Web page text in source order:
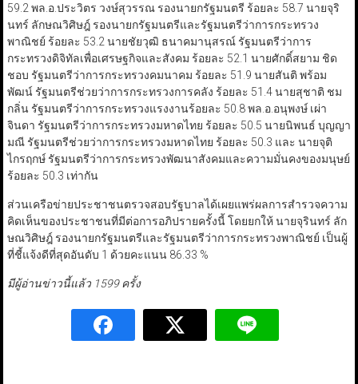
59.2 พล.อ.ประวิตร วงษ์สุวรรณ รองนายกรัฐมนตรี ร้อยละ 58.7 นายจุริ
นทร์ ลักษณวิศิษฎ์ รองนายกรัฐมนตรีและรัฐมนตรีว่าการกระทรวง
พาณิชย์ ร้อยละ 53.2 นายชัยวุฒิ ธนาคมานุสรณ์ รัฐมนตรีว่าการ
กระทรวงดิจิทัลเพื่อเศรษฐกิจและสังคม ร้อยละ 52.1 นายศักดิ์สยาม ชิด
ชอบ รัฐมนตรีว่าการกระทรวงคมนาคม ร้อยละ 51.9 นายสันติ พร้อม
พัฒน์ รัฐมนตรีช่วยว่าการกระทรวงการคลัง ร้อยละ 51.4 นายสุชาติ ชม
กลิ่น รัฐมนตรีว่าการกระทรวงแรงงานร้อยละ 50.8 พล.อ.อนุพงษ์ เผ่า
จินดา รัฐมนตรีว่าการกระทรวงมหาดไทย ร้อยละ 50.5 นายนิพนธ์ บุญญา
มณี รัฐมนตรีช่วยว่าการกระทรวงมหาดไทย ร้อยละ 50.3 และ นายจุติ
ไกรฤกษ์ รัฐมนตรีว่าการกระทรวงพัฒนาสังคมและความมั่นคงของมนุษย์
ร้อยละ 50.3 เท่ากัน
ส่วนเครือข่ายประชาชนตรวจสอบรัฐบาลได้เผยแพร่ผลการสำรวจความ
คิดเห็นของประชาชนที่มีต่อการอภิปรายครั้งนี้ โดยยกให้ นายจุรินทร์ ลัก
ษณวิศิษฎ์ รองนายกรัฐมนตรีและรัฐมนตรีว่าการกระทรวงพาณิชย์ เป็นผู้
ที่ชี้แจ้งดีที่สุดอันดับ 1 ด้วยคะแนน 86.33 %
มีผู้อ่านข่าวนี้แล้ว 1599 ครั้ง